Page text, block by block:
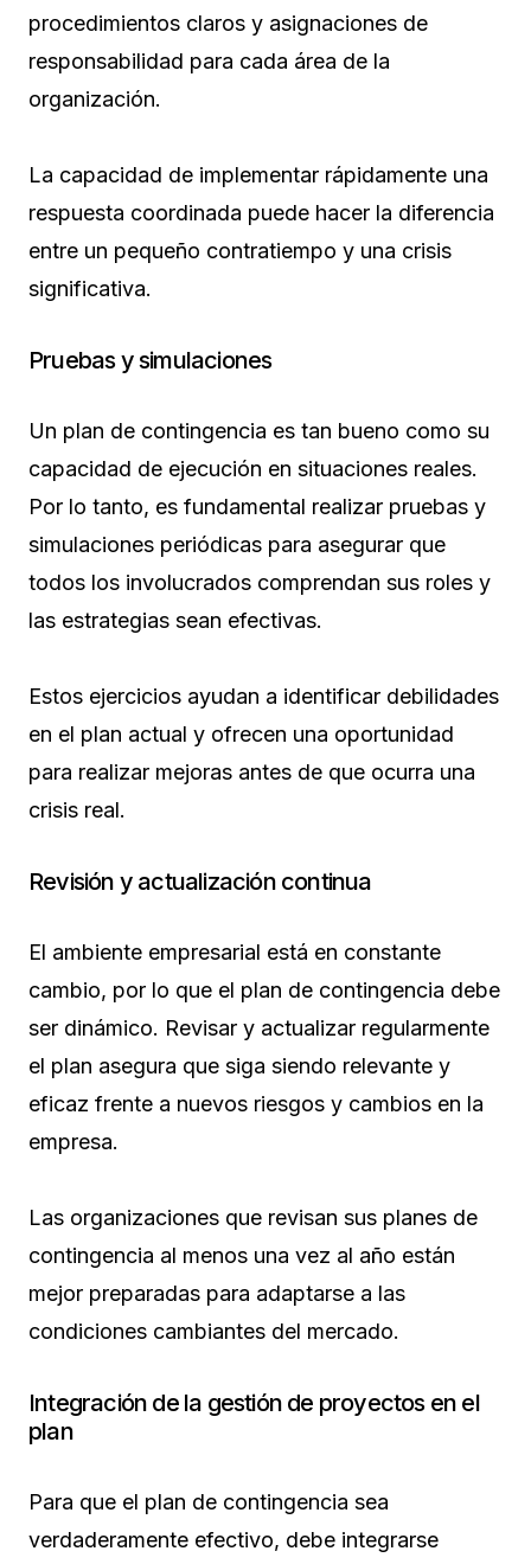
procedimientos claros y asignaciones de
responsabilidad para cada área de la
organización.
La capacidad de implementar rápidamente una
respuesta coordinada puede hacer la diferencia
entre un pequeño contratiempo y una crisis
significativa.
Pruebas y simulaciones
Un plan de contingencia es tan bueno como su
capacidad de ejecución en situaciones reales.
Por lo tanto, es fundamental realizar pruebas y
simulaciones periódicas para asegurar que
todos los involucrados comprendan sus roles y
las estrategias sean efectivas.
Estos ejercicios ayudan a identificar debilidades
en el plan actual y ofrecen una oportunidad
para realizar mejoras antes de que ocurra una
crisis real.
Revisión y actualización continua
El ambiente empresarial está en constante
cambio, por lo que el plan de contingencia debe
ser dinámico. Revisar y actualizar regularmente
el plan asegura que siga siendo relevante y
eficaz frente a nuevos riesgos y cambios en la
empresa.
Las organizaciones que revisan sus planes de
contingencia al menos una vez al año están
mejor preparadas para adaptarse a las
condiciones cambiantes del mercado.
Integración de la gestión de proyectos en el
plan
Para que el plan de contingencia sea
verdaderamente efectivo, debe integrarse